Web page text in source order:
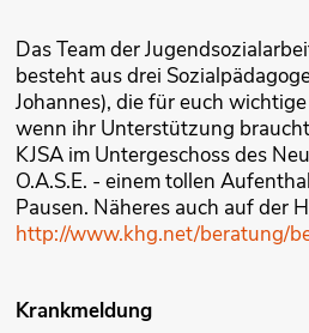
Das Team der
besteht aus drei
Johannes), die für euch
wenn ihr Unterstützung
KJSA im Untergeschoss des
O.A.S.E. - einem tollen
Pausen. Näheres auch auf der
http://www.khg.net/beratung/
Krankmeldung